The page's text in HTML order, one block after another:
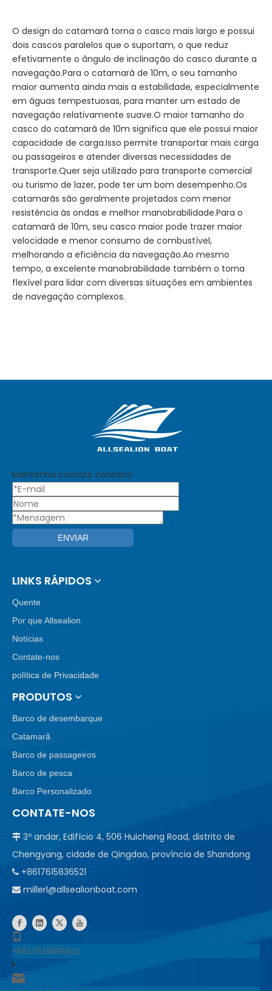
O design do catamarã torna o casco mais largo e possui
dois cascos paralelos que o suportam, o que reduz
efetivamente o ângulo de inclinação do casco durante a
navegação.Para o catamarã de 10m, o seu tamanho
maior aumenta ainda mais a estabilidade, especialmente
em águas tempestuosas, para manter um estado de
navegação relativamente suave.O maior tamanho do
casco do catamarã de 10m significa que ele possui maior
capacidade de carga.Isso permite transportar mais carga
ou passageiros e atender diversas necessidades de
transporte.Quer seja utilizado para transporte comercial
ou turismo de lazer, pode ter um bom desempenho.Os
catamarãs são geralmente projetados com menor
resistência às ondas e melhor manobrabilidade.Para o
catamarã de 10m, seu casco maior pode trazer maior
velocidade e menor consumo de combustível,
melhorando a eficiência da navegação.Ao mesmo
tempo, a excelente manobrabilidade também o torna
flexível para lidar com diversas situações em ambientes
de navegação complexos.
Mantenha contato conosco
ENVIAR
LINKS RÁPIDOS
Quente
Por que Allsealion
Notícias
Contate-nos
política de Privacidade
PRODUTOS
Barco de desembarque
Catamarã
Barco de passageiros
Barco de pesca
Barco Personalizado
CONTATE-NOS
 3º andar, Edifício 4, 506 Huicheng Road, distrito de
Chengyang, cidade de Qingdao, província de Shandong
 +8617615836521
 millerl@allsealionboat.com
+8617615836521